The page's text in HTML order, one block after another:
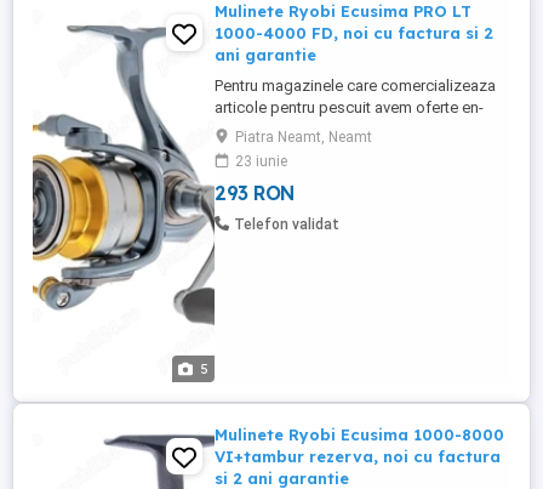
5
Mulinete Ryobi Ecusima PRO LT
1000-4000 FD, noi cu factura si 2
ani garantie
Pentru magazinele care comercializeaza
articole pentru pescuit avem oferte en-
gross (contactati-ne pentru mai multe
detalii) Produsul este NOU in cutie, fisa
tehnica, schema ! Pretul este pentru o
singura mulineta (mai multe bucati
disponibile) Pretul este fix! Fara schimburi
Piatra Neamt, Neamt
23 iunie
293 RON
Telefon validat
Mulinete Ryobi Ecusima 1000-8000
VI+tambur rezerva, noi cu factura
si 2 ani garantie